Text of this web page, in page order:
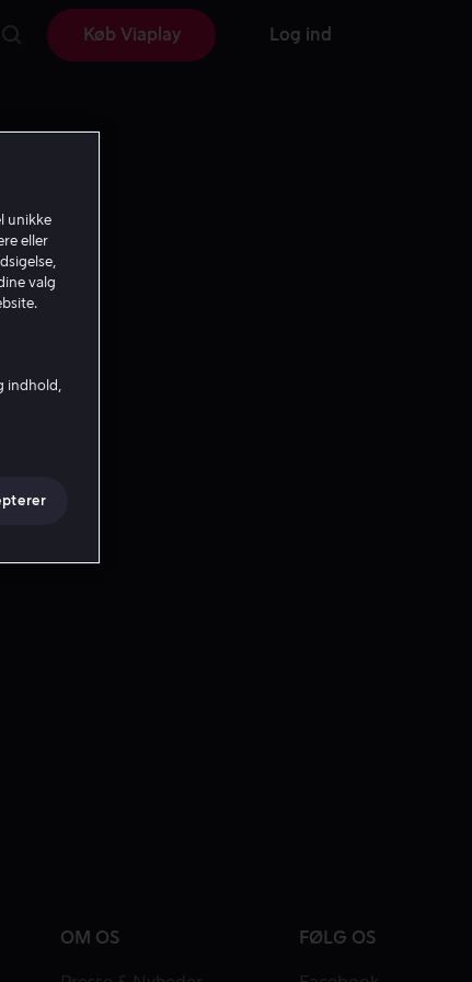
Køb Viaplay Log ind
OM OS FØLG OS
unikke
eller
valg
indhold,